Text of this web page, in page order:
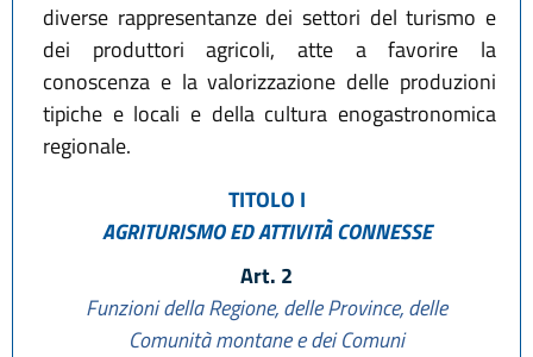
diverse rappresentanze dei settori del turismo e
dei produttori agricoli, atte a favorire la
conoscenza e la valorizzazione delle produzioni
tipiche e locali e della cultura enogastronomica
regionale.
TITOLO I
AGRITURISMO ED ATTIVITÀ CONNESSE
Art. 2
Funzioni della Regione, delle Province, delle
Comunità montane e dei Comuni